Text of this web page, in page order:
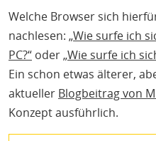
Welche Browser sich
nachlesen: „Wie surfe ich
PC?“ oder„Wie surfe ich
Ein schon etwas älterer,
aktueller Blogbeitrag von
Konzept ausführlich.